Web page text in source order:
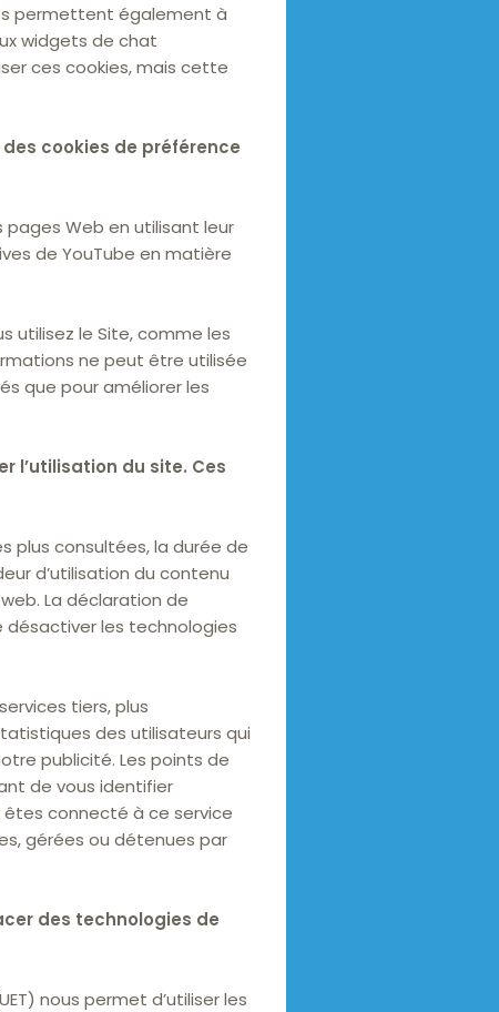
permettent également à
widgets de chat
ces cookies, mais cette
cookies de préférence
pages Web en utilisant leur
de YouTube en matière
utilisez le Site, comme les
ne peut être utilisée
que pour améliorer les
l’utilisation du site. Ces
plus consultées, la durée de
d’utilisation du contenu
La déclaration de
désactiver les technologies
tiers, plus
des utilisateurs qui
publicité. Les points de
de vous identifier
êtes connecté à ce service
gérées ou détenues par
des technologies de
nous permet d’utiliser les